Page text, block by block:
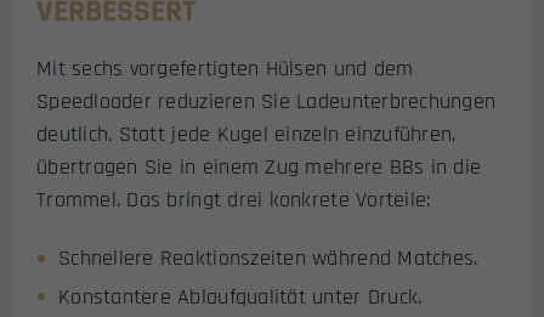
VERBESSERT
Mit sechs vorgefertigten Hülsen und dem
Speedloader reduzieren Sie Ladeunterbrechungen
deutlich. Statt jede Kugel einzeln einzuführen,
übertragen Sie in einem Zug mehrere BBs in die
Trommel. Das bringt drei konkrete Vorteile:
Schnellere Reaktionszeiten während Matches.
Konstantere Ablaufqualität unter Druck.